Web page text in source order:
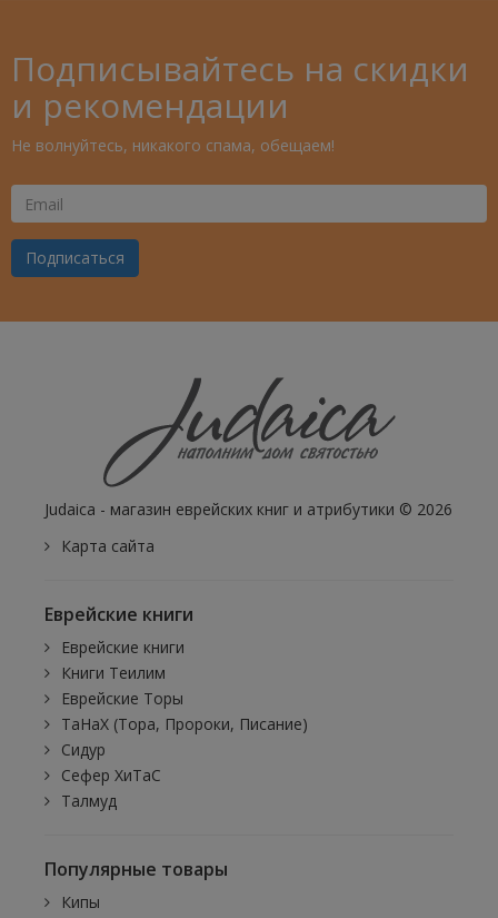
Подписывайтесь на скидки
и рекомендации
Не волнуйтесь, никакого спама, обещаем!
Ваш
Email
Подписаться
Judaica - магазин еврейских книг и атрибутики © 2026
Карта сайта
Еврейские книги
Еврейские книги
Книги Теилим
Еврейские Торы
ТаНаХ (Тора, Пророки, Писание)
Сидур
Сефер ХиТаС
Талмуд
Популярные товары
Кипы